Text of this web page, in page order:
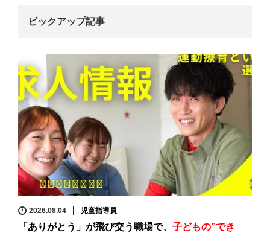
ピックアップ記事
2026.08.04 児童指導員
「ありがとう」が飛び交う職場で、 子どもの”でき